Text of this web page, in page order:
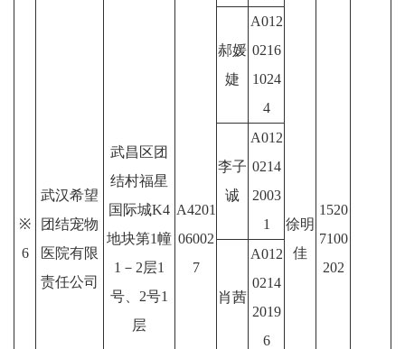
※
6
武汉希望
团结宠物
医院有限
责任公司
武昌区团
结村福星
国际城K4
地块第1幢
1－2层1
号、2号1
层
A4201
06002
7
徐明
佳
1520
7100
202
郝媛
婕
A012
0216
1024
4
李子
诚
A012
0214
2003
1
肖茜
A012
0214
2019
6